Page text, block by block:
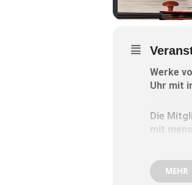
Werke
Uhr mit
Die
mit
Das
zurMEHR